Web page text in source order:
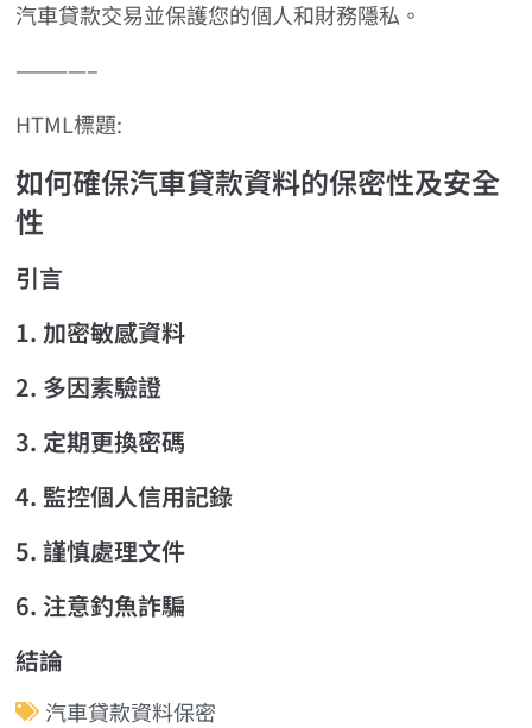
汽車貸款交易並保護您的個人和財務隱私。
————–
HTML標題:
如何確保汽車貸款資料的保密性及安全
性
引言
1. 加密敏感資料
2. 多因素驗證
3. 定期更換密碼
4. 監控個人信用記錄
5. 謹慎處理文件
6. 注意釣魚詐騙
結論
汽車貸款資料保密